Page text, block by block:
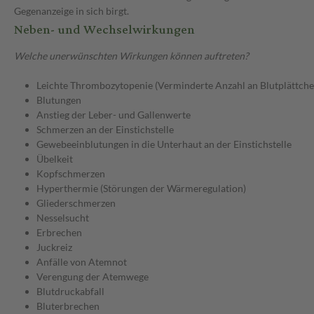
Gegenanzeige in sich birgt.
Neben- und Wechselwirkungen
Welche unerwünschten Wirkungen können auftreten?
Leichte Thrombozytopenie (Verminderte Anzahl an
Blutungen
Anstieg der Leber- und Gallenwerte
Schmerzen an der Einstichstelle
Gewebeeinblutungen in die Unterhaut an der Einstichstelle
Übelkeit
Kopfschmerzen
Hyperthermie (Störungen der Wärmeregulation)
Gliederschmerzen
Nesselsucht
Erbrechen
Juckreiz
Anfälle von Atemnot
Verengung der Atemwege
Blutdruckabfall
Bluterbrechen